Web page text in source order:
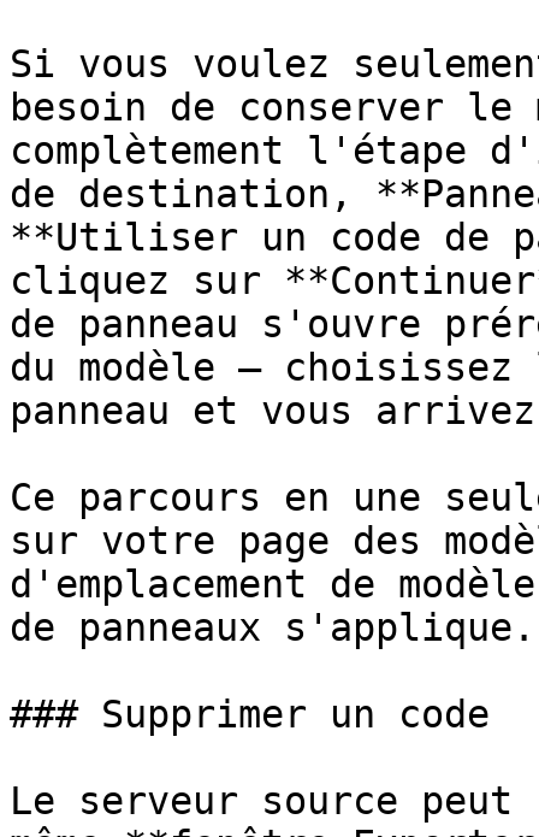
Si vous voulez
besoin de conserver le
complètement l'étape
de destination,
**Utiliser un code de
cliquez sur
de panneau s'ouvre
du modèle —
panneau et vous
Ce parcours en une
sur votre page des
d'emplacement de
de panneaux s'applique.
### Supprimer un code
Le serveur source